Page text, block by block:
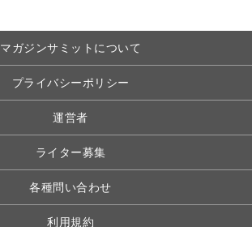
マガジンサミットについて
プライバシーポリシー
運営者
ライター募集
各種問い合わせ
利用規約